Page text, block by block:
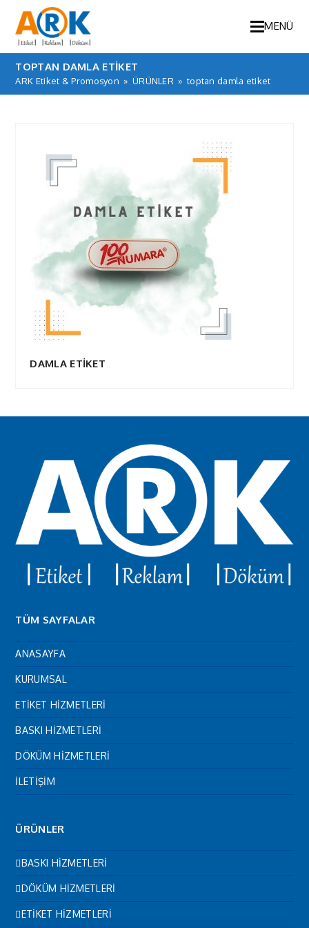
MENÜ
TOPTAN DAMLA ETIKET
ARK Etiket & Promosyon » ÜRÜNLER » toptan damla etiket
DAMLA ETİKET
TÜM SAYFALAR
ANASAYFA
KURUMSAL
ETİKET HİZMETLERİ
BASKI HİZMETLERİ
DÖKÜM HİZMETLERİ
İLETİŞİM
ÜRÜNLER
BASKI HİZMETLERİ
DÖKÜM HİZMETLERİ
ETİKET HİZMETLERİ